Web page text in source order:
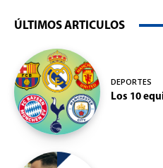
ÚLTIMOS ARTICULOS
DEPORTES
Los 10